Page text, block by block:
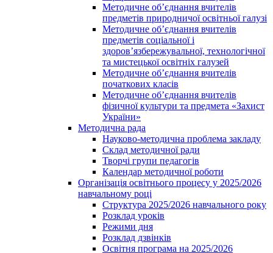
Методичне об’єднання вчителів
предметів природничої освітньої галузі
Методичне об’єднання вчителів
предметів соціальної і
здоров’язбережувальної, технологічної
та мистецької освітніх галузей
Методичне об’єднання вчителів
початкових класів
Методичне об’єднання вчителів
фізичної культури та предмета «Захист
України»
Методична рада
Науково-методична проблема закладу
Склад методичної ради
Творчі групи педагогів
Календар методичної роботи
Організація освітнього процесу у 2025/2026
навчальному році
Структура 2025/2026 навчального року
Розклад уроків
Режими дня
Розклад дзвінків
Освітня програма на 2025/2026